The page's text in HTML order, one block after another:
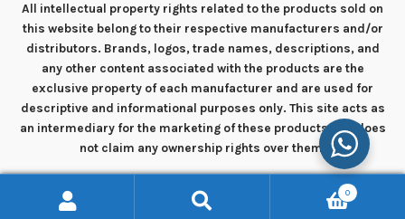
All intellectual property rights related to the products sold on
this website belong to their respective manufacturers and/or
distributors. Brands, logos, trade names, descriptions, and
any other content associated with the products are the
exclusive property of each manufacturer and are used for
descriptive and informational purposes only. This site acts as
an intermediary for the marketing of these products and does
not claim any ownership rights over them.
0